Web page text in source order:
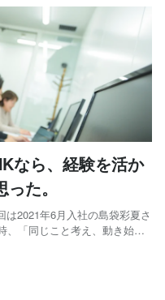
なら、経験を活か
た。
2021年6月入社の島袋彩夏さ
、「同じこと考え、動き始め
るまでの経歴を教えてくだ
会社で...